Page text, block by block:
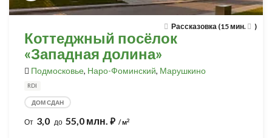
Рассказовка (15 мин. )
Коттеджный посёлок
«Западная долина»
Подмосковье, Наро-Фоминский, Марушкино
RDI
ДОМ СДАН
От 3,0 до 55,0 млн. ⃏ / м2